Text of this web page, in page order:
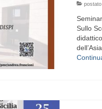
postato
Sullo